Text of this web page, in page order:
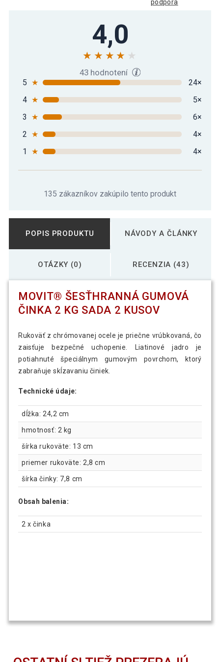
podpora
4,0
43 hodnotení
5 ★
24×
4 ★
5×
3
★
6×
2 ★
4×
1
★ 4×
135 zákazníkov zakúpilo tento produkt
POPIS PRODUKTU NÁVODY A ČLÁNKY
OTÁZKY (0) RECENZIA (43)
MOVIT® ŠESŤHRANNÁ GUMOVÁ
ČINKA 2 KG SADA 2 KUSOV
Rukoväť z chrómovanej ocele je priečne vrúbkovaná, čo
zaisťuje bezpečné uchopenie. Liatinové jadro je
potiahnuté špeciálnym gumovým povrchom, ktorý
zabraňuje skĺzavaniu činiek.
Technické údaje:
dĺžka: 24,2 cm
hmotnosť: 2 kg
šírka rukoväte: 13 cm
priemer rukoväte: 2,8 cm
šírka činky: 7,8 cm
Obsah balenia:
2 x činka